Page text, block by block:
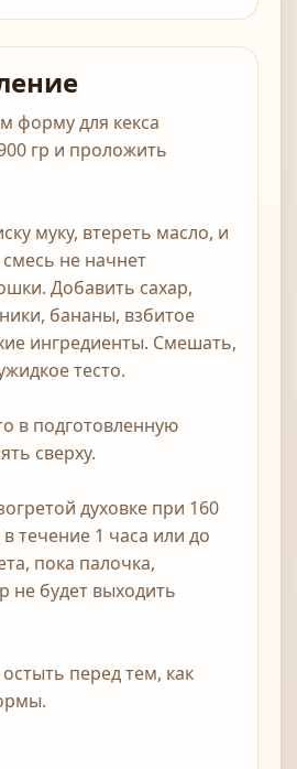
форму для кекса
гр и проложить
муку, втереть масло, и
не начнет
Добавить сахар,
бананы, взбитое
ингредиенты. Смешать,
тесто.
в подготовленную
сверху.
духовке при 160
течение 1 часа или до
пока палочка,
не будет выходить
перед тем, как